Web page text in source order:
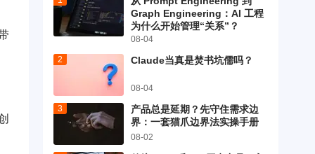
Graph Engineering：AI 工程
为什么开始管理“关系”？
08-04
Claude当真是焚书坑儒吗？
08-04
产品总是延期？先守住需求边
界：一套猫爪边界法实操手册
08-02